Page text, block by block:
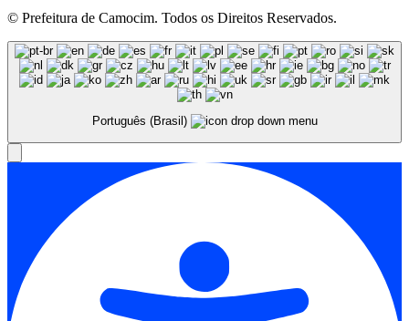
© Prefeitura de Camocim. Todos os Direitos Reservados.
Português (Brasil)